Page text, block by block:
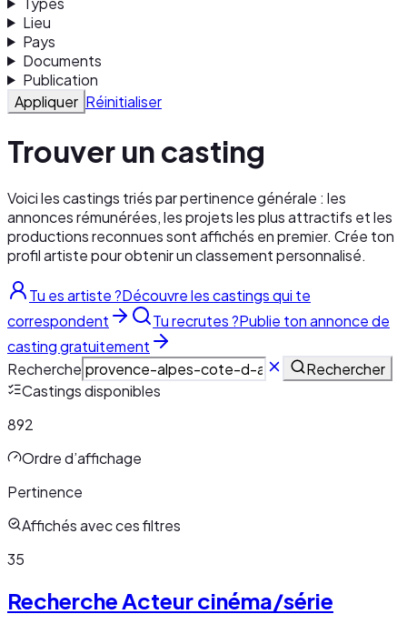
Lieu
Pays
Documents
Publication
Appliquer Réinitialiser
Trouver un casting
Voici les castings triés par pertinence générale : les
annonces rémunérées, les projets les plus attractifs et les
productions reconnues sont affichés en premier. Crée ton
profil artiste pour obtenir un classement personnalisé.
Tu es artiste ?Découvre les castings qui te
correspondent
Tu recrutes ?Publie ton annonce de
casting gratuitement
Recherche
Rechercher
Castings disponibles
892
Ordre d’affichage
Pertinence
Affichés avec ces filtres
35
Recherche Acteur cinéma/série